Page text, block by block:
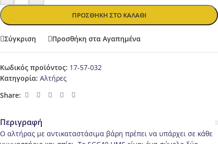
ΠΡΟΣΘΉΚΗ ΣΤΟ ΚΑΛΆΘΙ
Σύγκριση Προσθήκη στα Αγαπημένα
Κωδικός προϊόντος: 17-57-032
Κατηγορία: Αλτήρες
Share:
Περιγραφή
O αλτήρας με αντικαταστάσιμα βάρη πρέπει να υπάρχει σε κάθε